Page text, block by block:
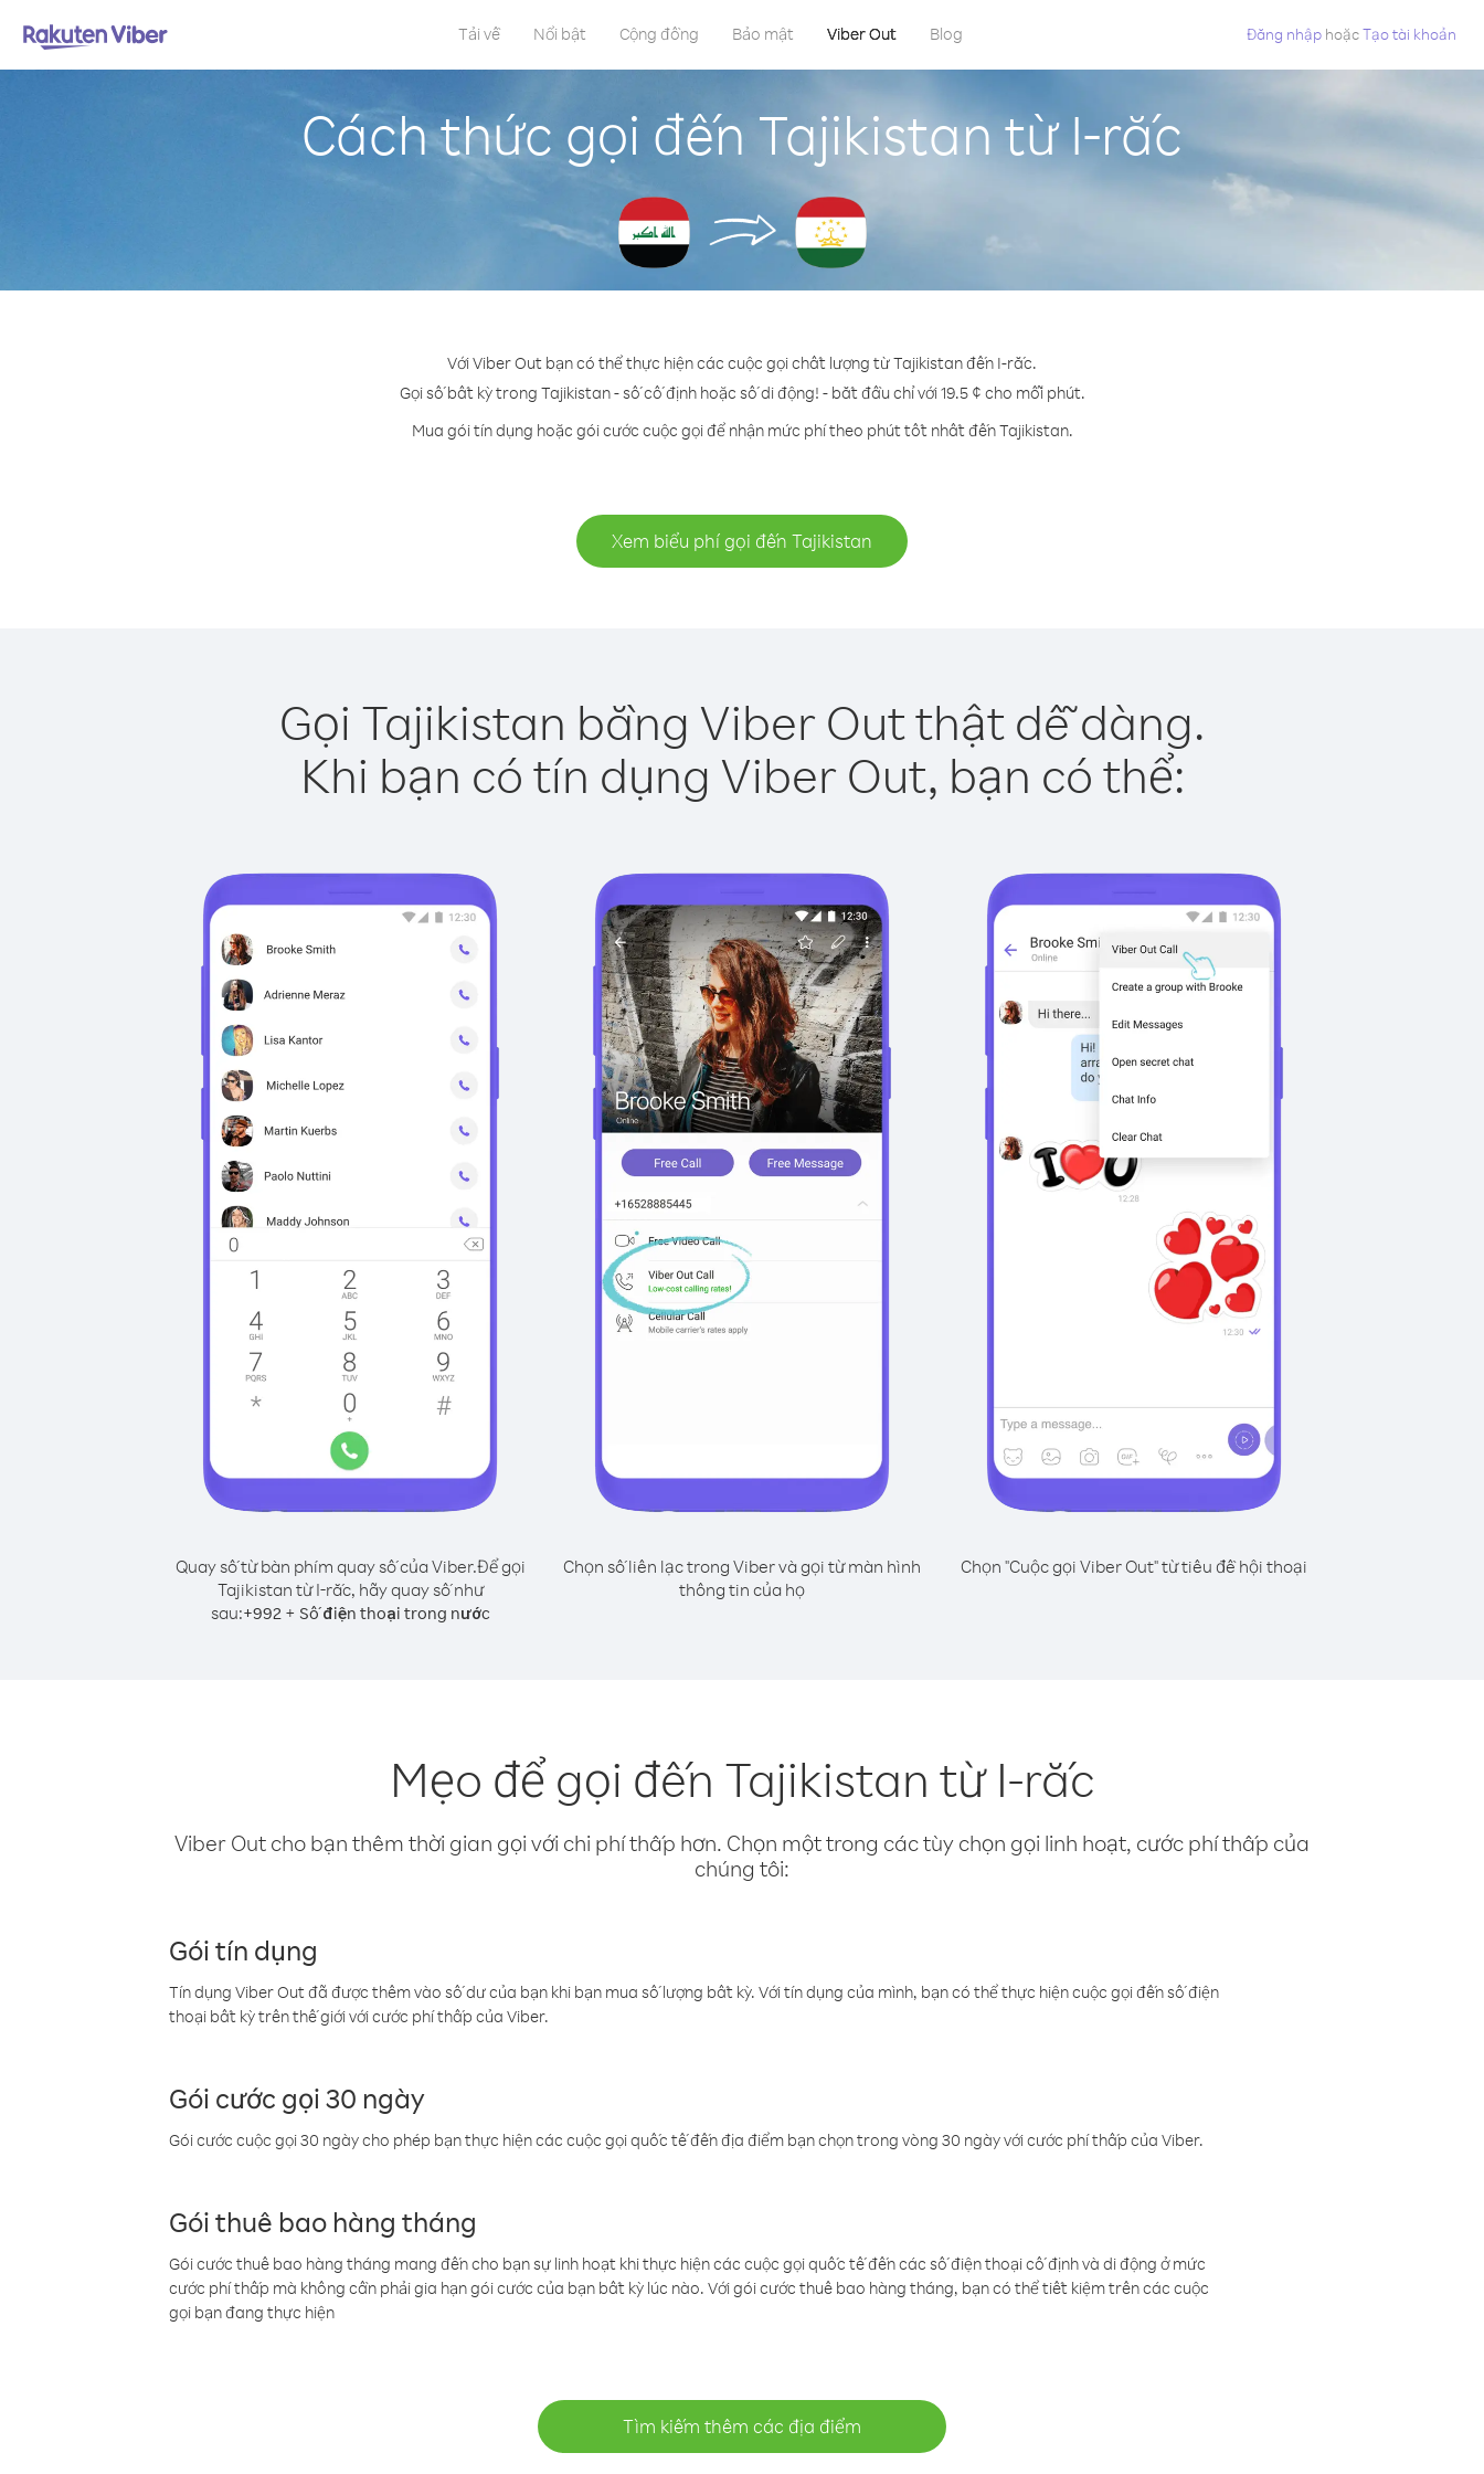
Tải về Nổi bật Cộng đồng Bảo mật Viber Out Blog Đăng nhập hoặcTạo tài khoản
Cách thức gọi đến Tajikistan từ I-rắc
Với Viber Out bạn có thể thực hiện các cuộc gọi chất lượng từ Tajikistan đến I-rắc.
Gọi số bất kỳ trong Tajikistan - số cố định hoặc số di động! - bắt đầu chỉ với 19.5 ¢ cho mỗi phút.
Mua gói tín dụng hoặc gói cước cuộc gọi để nhận mức phí theo phút tốt nhất đến Tajikistan.
Xem biểu phí gọi đến Tajikistan
Gọi Tajikistan bằng Viber Out thật dễ dàng.
Khi bạn có tín dụng Viber Out, bạn có thể:
Quay số từ bàn phím quay số của Viber.Để gọi
Tajikistan từ I-rắc, hãy quay số như
sau:+992+ Số điện thoại trong nước
Chọn số liên lạc trong Viber và gọi từ màn hình
thông tin của họ
Chọn "Cuộc gọi Viber Out" từ tiêu đề hội thoại
Mẹo để gọi đến Tajikistan từ I-rắc
Viber Out cho bạn thêm thời gian gọi với chi phí thấp hơn. Chọn một trong các tùy chọn gọi linh hoạt, cước phí thấp của
chúng tôi:
Gói tín dụng
Tín dụng Viber Out đã được thêm vào số dư của bạn khi bạn mua số lượng bất kỳ. Với tín dụng của mình, bạn có thể thực hiện cuộc gọi đến số điện
thoại bất kỳ trên thế giới với cước phí thấp của Viber.
Gói cước gọi 30 ngày
Gói cước cuộc gọi 30 ngày cho phép bạn thực hiện các cuộc gọi quốc tế đến địa điểm bạn chọn trong vòng 30 ngày với cước phí thấp của Viber.
Gói thuê bao hàng tháng
Gói cước thuê bao hàng tháng mang đến cho bạn sự linh hoạt khi thực hiện các cuộc gọi quốc tế đến các số điện thoại cố định và di động ở mức
cước phí thấp mà không cần phải gia hạn gói cước của bạn bất kỳ lúc nào. Với gói cước thuê bao hàng tháng, bạn có thể tiết kiệm trên các cuộc
gọi bạn đang thực hiện
Tìm kiếm thêm các địa điểm